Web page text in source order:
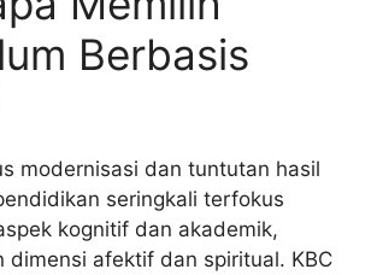
Berbasis
modernisasi dan tuntutan hasil
seringkali terfokus
kognitif dan akademik,
dimensi afektif dan spiritual. KBC